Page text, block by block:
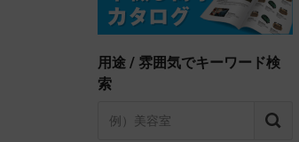
用途 / 雰囲気でキーワード検
索